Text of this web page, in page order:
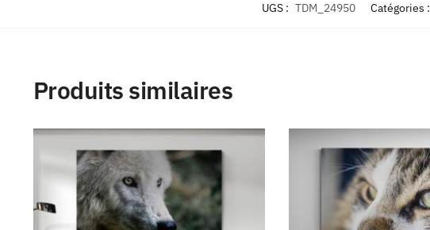
UGS : TDM_24950 Catégories :
Produits similaires